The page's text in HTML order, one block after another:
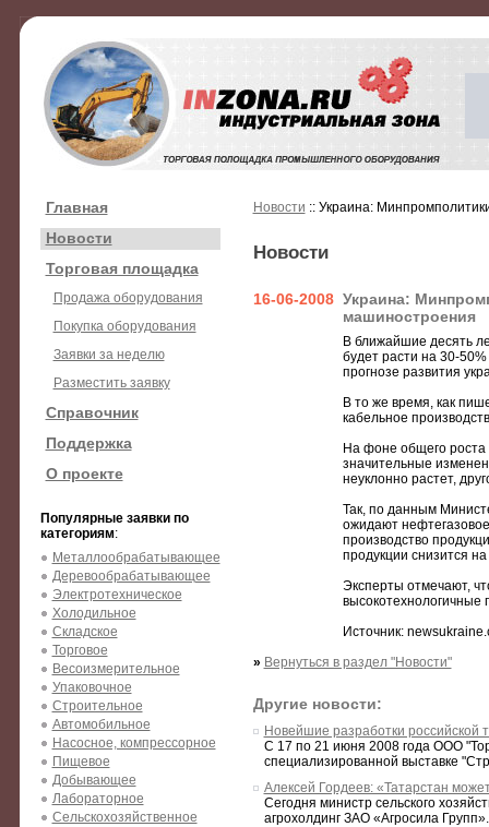
Главная
Новости
Торговая площадка
Продажа оборудования
Покупка оборудования
Заявки за неделю
Разместить заявку
Справочник
Поддержка
О проекте
Популярные заявки по
категориям:
Металлообрабатывающее
Деревообрабатывающее
Электротехническое
Холодильное
Складское
Торговое
Весоизмерительное
Упаковочное
Строительное
Автомобильное
Насосное, компрессорное
Пищевое
Добывающее
Лабораторное
Сельскохозяйственное
Новости :: Украина:
Новости
16-06-2008 Украина:
машиностроения
В ближайшие десять
будет расти на 30-
прогнозе развития
В то же время, как
кабельное
На фоне общего роста
значительные
неуклонно растет,
Так, по данным
ожидают
производство
продукции снизится
Эксперты отмечают,
высокотехнологичные
Источник:
» Вернуться в раздел "Новости"
Другие новости:
Новейшие разработки российской
С 17 по 21 июня 2008 года ООО
специализированной выставке
Алексей Гордеев: «Татарстан
Сегодня министр сельского
агрохолдинг ЗАО «Агросила